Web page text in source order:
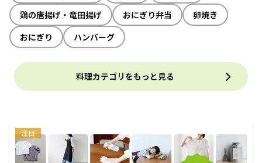
鶏の唐揚げ・竜田揚げ
おにぎり弁当
卵焼き
おにぎり
ハンバーグ
料理カテゴリをもっと見る
注目